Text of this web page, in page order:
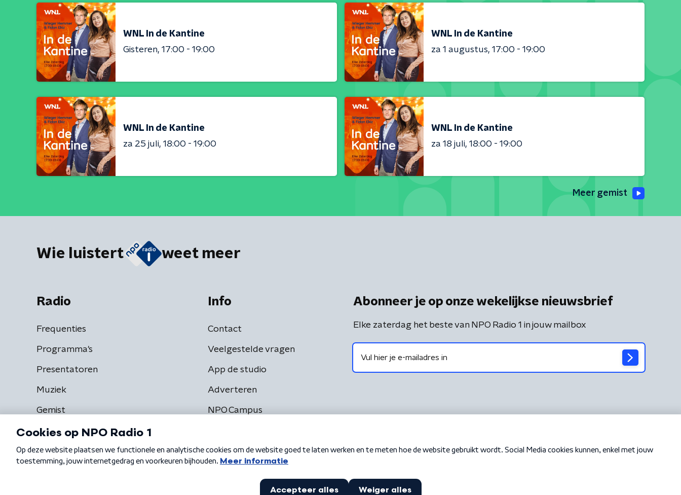
WNL In de Kantine
Gisteren 17:00 - 19:00
WNL In de Kantine
za 1 augustus 17:00 - 19:00
WNL In de Kantine
za 25 juli 18:00 - 19:00
WNL In de Kantine
za 18 juli 18:00 - 19:00
Meer gemist
Wie luistert weet meer
Radio
Frequenties
Programma's
Presentatoren
Muziek
Gemist
Info
Contact
Veelgestelde vragen
App de studio
Adverteren
NPO Campus
Abonneer je op onze wekelijkse nieuwsbrief
Elke zaterdag het beste van NPO Radio 1 in jouw mailbox
Algemene voorwaarden Privacybeleid